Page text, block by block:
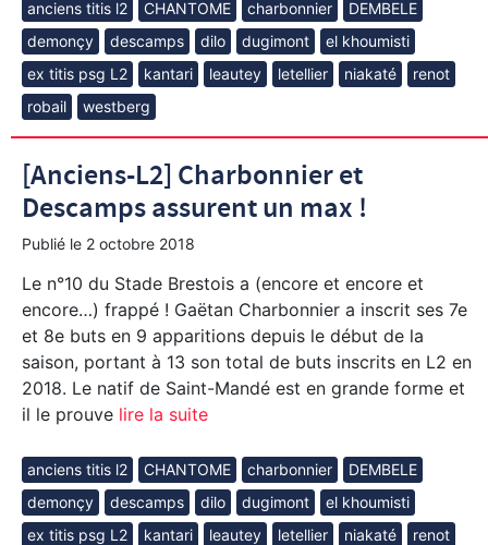
anciens titis l2 CHANTOME charbonnier
DEMBELE
demonçy
descamps dilo dugimont
el khoumisti
ex titis psg L2
kantari leautey letellier niakaté
renot
robail
westberg
[Anciens-L2] Charbonnier et
Descamps assurent un max !
Publié le 2 octobre 2018
Le n°10 du Stade Brestois a (encore et encore et
encore…) frappé ! Gaëtan Charbonnier a inscrit ses 7e
et 8e buts en 9 apparitions depuis le début de la
saison, portant à 13 son total de buts inscrits en L2 en
2018. Le natif de Saint-Mandé est en grande forme et
il le prouve lire la suite
anciens titis l2 CHANTOME charbonnier
DEMBELE
demonçy
descamps dilo dugimont
el khoumisti
ex titis psg L2
kantari leautey letellier niakaté
renot